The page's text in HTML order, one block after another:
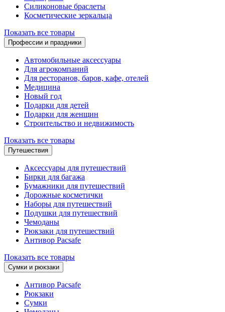
Силиконовые браслеты
Косметические зеркальца
Показать все товары
Профессии и праздники
Автомобильные аксессуары
Для агрокомпаний
Для ресторанов, баров, кафе, отелей
Медицина
Новый год
Подарки для детей
Подарки для женщин
Строительство и недвижимость
Показать все товары
Путешествия
Аксессуары для путешествий
Бирки для багажа
Бумажники для путешествий
Дорожные косметички
Наборы для путешествий
Подушки для путешествий
Чемоданы
Рюкзаки для путешествий
Антивор Pacsafe
Показать все товары
Сумки и рюкзаки
Антивор Pacsafe
Рюкзаки
Сумки